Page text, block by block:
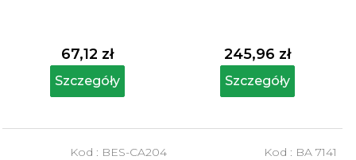
67,12 zł
Szczegóły
245,96 zł
Szczegóły
Kod : BES-CA204 Kod : BA 7141